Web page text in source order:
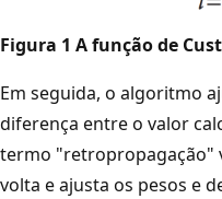
Figura 1 A função de
Em seguida, o algoritmo
diferença entre o valor
termo "retropropagação"
volta e ajusta os pesos e